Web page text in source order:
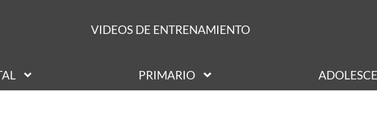
VIDEOS DE ENTRENAMIENTO
PRIMARIO